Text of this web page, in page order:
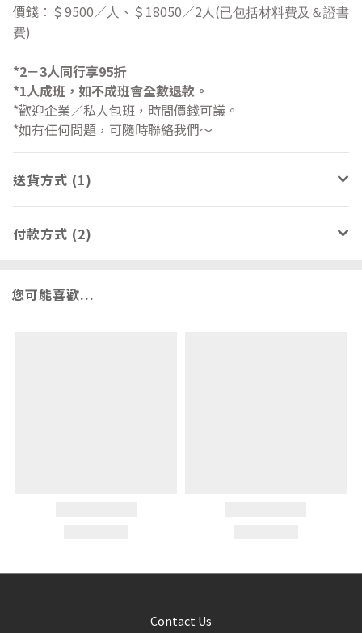
價錢︰＄9500／人、＄18050／2人(已包括材料費及＆證書
費)
*2－3人同行享95折
*1人成班，如不成班會全數退款。
*歡迎企業／私人包班，時間價錢可議。
*如有任何問題，可隨時聯絡我們～
送貨方式 (1)
付款方式 (2)
您可能喜歡...
Contact Us